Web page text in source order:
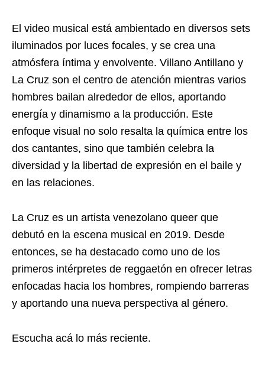
El video musical está ambientado en diversos sets
iluminados por luces focales, y se crea una
atmósfera íntima y envolvente. Villano Antillano y
La Cruz son el centro de atención mientras varios
hombres bailan alrededor de ellos, aportando
energía y dinamismo a la producción. Este
enfoque visual no solo resalta la química entre los
dos cantantes, sino que también celebra la
diversidad y la libertad de expresión en el baile y
en las relaciones.
La Cruz es un artista venezolano queer que
debutó en la escena musical en 2019. Desde
entonces, se ha destacado como uno de los
primeros intérpretes de reggaetón en ofrecer letras
enfocadas hacia los hombres, rompiendo barreras
y aportando una nueva perspectiva al género.
Escucha acá lo más reciente.